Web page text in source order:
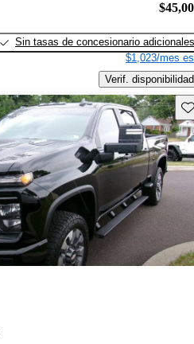
Sin tasas de concesionario adicionales
$1,023/mes
Verif. disponibilidad